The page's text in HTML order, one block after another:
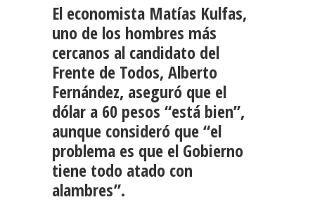
El economista Matías Kulfas,
uno de los hombres más
cercanos al candidato del
Frente de Todos, Alberto
Fernández, aseguró que el
dólar a 60 pesos “está bien”,
aunque consideró que “el
problema es que el Gobierno
tiene todo atado con
alambres”.